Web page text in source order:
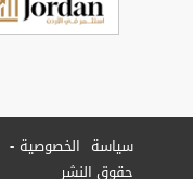
سياسة الخصوصية
حقوق النشر